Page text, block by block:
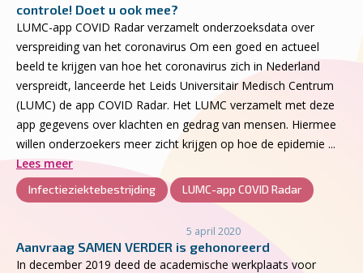
controle! Doet u ook mee?
LUMC-app COVID Radar verzamelt onderzoeksdata over
verspreiding van het coronavirus Om een goed en actueel
beeld te krijgen van hoe het coronavirus zich in Nederland
verspreidt, lanceerde het Leids Universitair Medisch Centrum
(LUMC) de app COVID Radar. Het LUMC verzamelt met deze
app gegevens over klachten en gedrag van mensen. Hiermee
willen onderzoekers meer zicht krijgen op hoe de epidemie ...
Lees meer
Infectieziektebestrijding LUMC-app COVID Radar
5 april 2020
Aanvraag SAMEN VERDER is gehonoreerd
In december 2019 deed de academische werkplaats voor